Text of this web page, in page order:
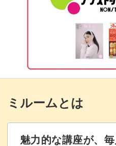
ボンドで固定して目打
傘のふちを飾り編みする
竹串にクラフトバンドを
完成♪
ミルームとは
魅力的な講座が、